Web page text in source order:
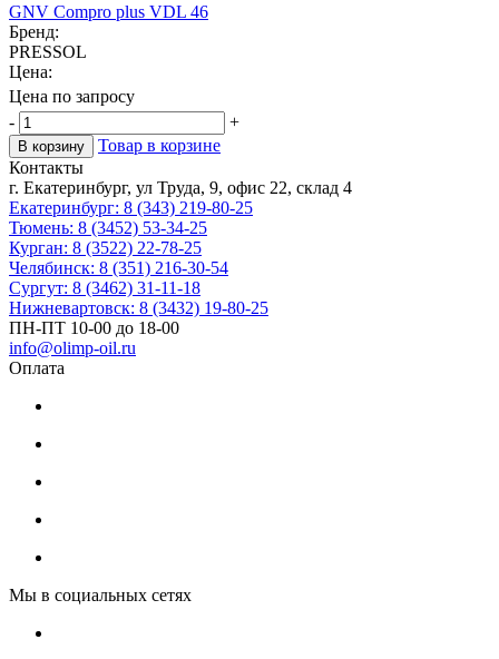
GNV Compro plus VDL 46
Бренд:
PRESSOL
Цена:
Цена по запросу
-
+
В корзину
Товар в корзине
Контакты
г. Екатеринбург, ул Труда, 9, офис 22, склад 4
Екатеринбург: 8 (343) 219-80-25
Тюмень: 8 (3452) 53-34-25
Курган: 8 (3522) 22-78-25
Челябинск: 8 (351) 216-30-54
Сургут: 8 (3462) 31-11-18
Нижневартовск: 8 (3432) 19-80-25
ПН-ПТ 10-00 до 18-00
info@olimp-oil.ru
Оплата
Мы в социальных сетях